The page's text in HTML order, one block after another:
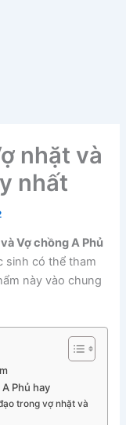
nhặt và
nhất
Vợ chồng A Phủ
sinh có thể tham
này vào chung
Phủ hay
trong vợ nhặt và